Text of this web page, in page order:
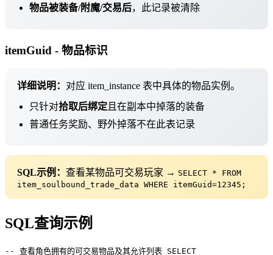
物品被装备/附魔/交易后，此记录被清除
itemGuid - 物品标识
详细说明： 对应 item_instance 表中具体的物品实例。
只针对拾取后绑定且在副本中掉落的装备
普通任务奖励、野外掉落不在此表记录
SQL示例： 查看某物品可交易玩家 → SELECT * FROM
item_soulbound_trade_data WHERE itemGuid=12345;
SQL查询示例
-- 查看角色拥有的可交易物品及其允许列表 SELECT